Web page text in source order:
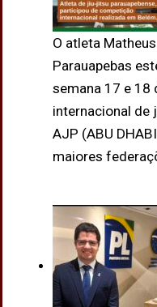
O atleta
Parauapebas
semana 17 e 18
internacional de
AJP (ABU
maiores